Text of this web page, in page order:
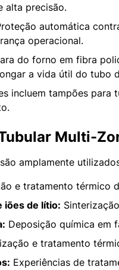
alta precisão.
automática
operacional.
do forno em fibra
a vida útil do tubo
incluem tampões para
Multi-
amplamente
e tratamento térmico
iões de lítio:
Deposição química em
e tratamento
Experiências de